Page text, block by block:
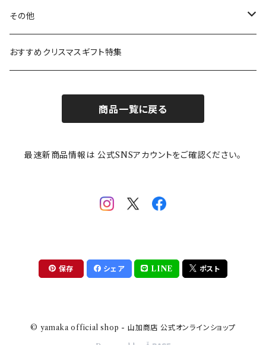
ガラスウェア
カトラリー
ピーターラビット
ポケットモンスター
mofusand（モフサンド）
mofsand×日比谷花壇
ちびまる子ちゃんandクレヨンしんちゃん
LAURA ASHLEY(ローラ アシュレイ)
Finlayson(フィンレイソン)
HANAE MORI(ハナエモリ)
THE BEATLES(ザ・ビートルズ)
【山加商店×yaeko】migratory bird
Cecera(セセラ)
CELEC(セレック)
隅切り重箱
HAPPY DINING(ハッピーダイニング)
さざなみ
吉祥
メイメイウェア
SoSo(ソソ）
その他
リサイクル食器
おすすめクリスマスギフト特集
商品一覧に戻る
最速新商品情報は 公式SNSアカウントをご確認ください。
保存 シェア LINE ポスト
© yamaka official shop - 山加商店 公式オンラインショップ